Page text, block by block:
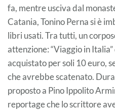
fa, mentre usciva dal
Catania, Tonino Perna si è
libri usati. Tra tutti, un
attenzione: “Viaggio in
acquistato per soli 10 euro,
che avrebbe scatenato.
proposto a Pino Ippolito
reportage che lo scrittore